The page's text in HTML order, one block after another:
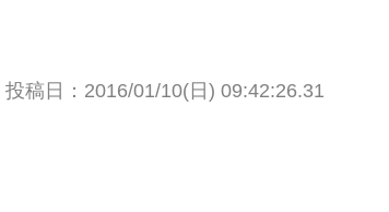
投稿日：2016/01/10(日) 09:42:26.31